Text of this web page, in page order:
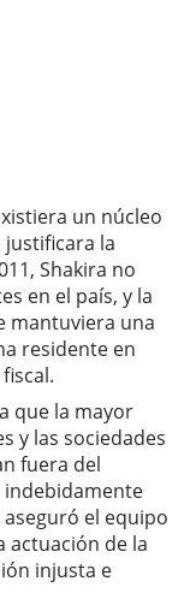
un núcleo
la
Shakira no
en el país, y la
mantuviera una
residente en
que la mayor
y las sociedades
fuera del
el equipo
actuación de la
injusta e